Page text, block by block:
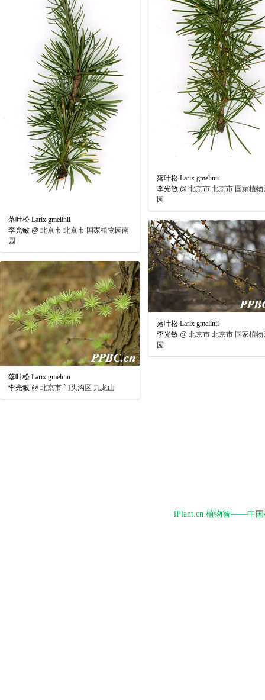
落叶松 Larix gmelinii
李光敏 @ 北京市 北京市 国家植物园南
园
落叶松 Larix gmelinii
李光敏 @ 北京市 北京市 国家植物
园
落叶松 Larix gmelinii
李光敏 @ 北京市 北京市 国家植物
园
落叶松 Larix gmelinii
李光敏 @ 北京市 门头沟区 九龙山
iPlant.cn 植物智——中国